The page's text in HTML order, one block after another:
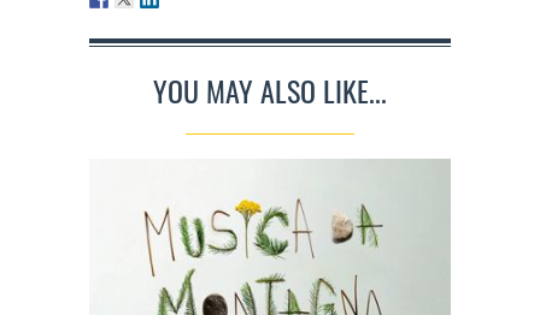
YOU MAY ALSO LIKE...